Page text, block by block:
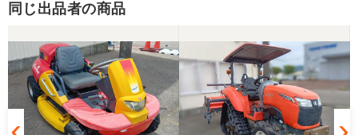
同じ出品者の商品